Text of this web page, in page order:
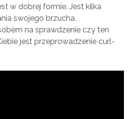
w dobrej formie. Jest kilka
swojego brzucha.
na sprawdzenie czy ten
jest przeprowadzenie curl-